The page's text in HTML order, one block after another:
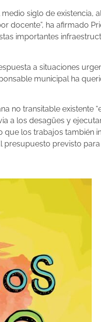
siglo de existencia,
docente”, ha afirmado
importantes
a situaciones
municipal ha
no transitable existente
a los desagües y
los trabajos también
presupuesto previsto